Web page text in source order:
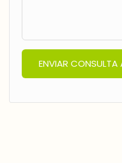
ENVIAR CONSULTA